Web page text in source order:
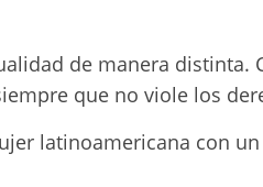
de manera distinta.
que no viole los
latinoamericana con